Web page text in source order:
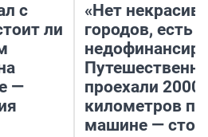
с
ли
—
«Нет
городов, есть
проехали 2000
километров по
машине —